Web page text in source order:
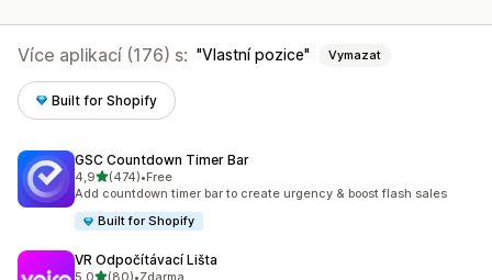
Více aplikací (176) s: Vlastní pozice Vymazat
Built for Shopify
GSC Countdown Timer Bar
4,9z 5 hvězd
(474)
Celkový počet recenzí: 474
•Free
Add countdown timer bar to create urgency & boost flash sales
Built for Shopify
VR Odpočítávací Lišta
5,0z 5 hvězd
(80)•Zdarma